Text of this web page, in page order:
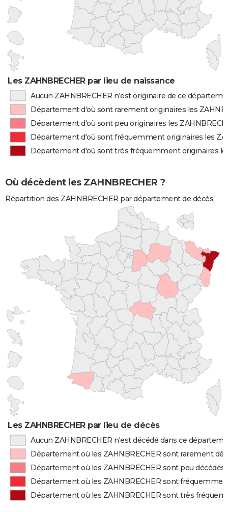
Les ZAHNBRECHER par lieu de naissance
Aucun ZAHNBRECHER n'est originaire de ce
Département d'où sont rarement originaires les
Département d'où sont peu originaires les
Département d'où sont fréquemment originaires les
Département d'où sont très fréquemment originaires
Où décèdent les ZAHNBRECHER ?
Répartition des ZAHNBRECHER par département de décès.
Les ZAHNBRECHER par lieu de décès
Aucun ZAHNBRECHER n'est décédé dans ce
Département où les ZAHNBRECHER sont rarement
Département où les ZAHNBRECHER sont peu décédés
Département où les ZAHNBRECHER sont
Département où les ZAHNBRECHER sont très